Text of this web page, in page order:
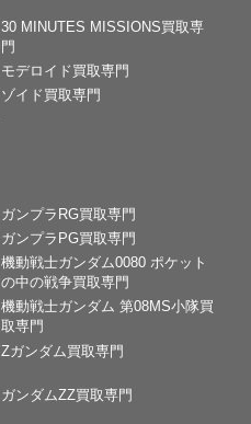
30 MINUTES MISSIONS買取専
門
モデロイド買取専門
ゾイド買取専門
ガンプラRG買取専門
ガンプラPG買取専門
機動戦士ガンダム0080 ポケット
の中の戦争買取専門
機動戦士ガンダム 第08MS小隊買
取専門
Zガンダム買取専門
ガンダムZZ買取専門